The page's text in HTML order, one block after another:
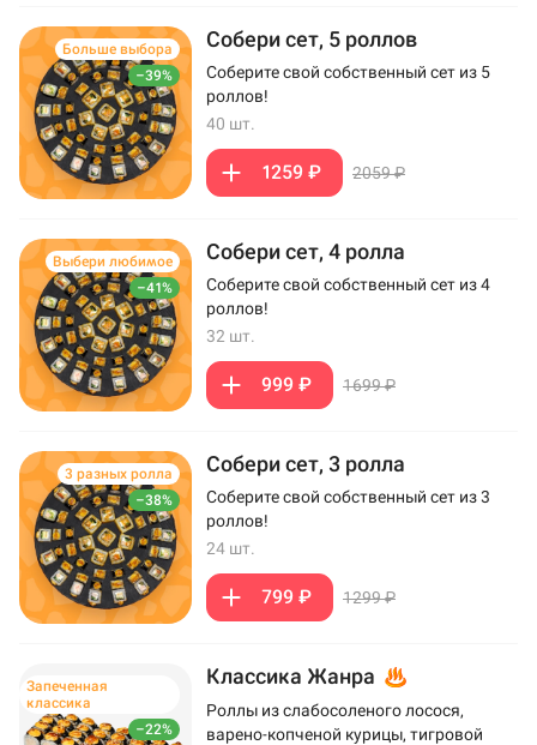
–39%
Больше выбора Собери сет, 5 роллов
Соберите свой собственный сет из 5
роллов!
40 шт.
1259 ₽ 2059 ₽
–41%
Выбери любимое Собери сет, 4 ролла
Соберите свой собственный сет из 4
роллов!
32 шт.
999 ₽ 1699 ₽
–38%
3 разных ролла Собери сет, 3 ролла
Соберите свой собственный сет из 3
роллов!
24 шт.
799 ₽ 1299 ₽
–22%
Запеченная
классика
Классика Жанра
Роллы из слабосоленого лосося,
варено-копченой курицы, тигровой